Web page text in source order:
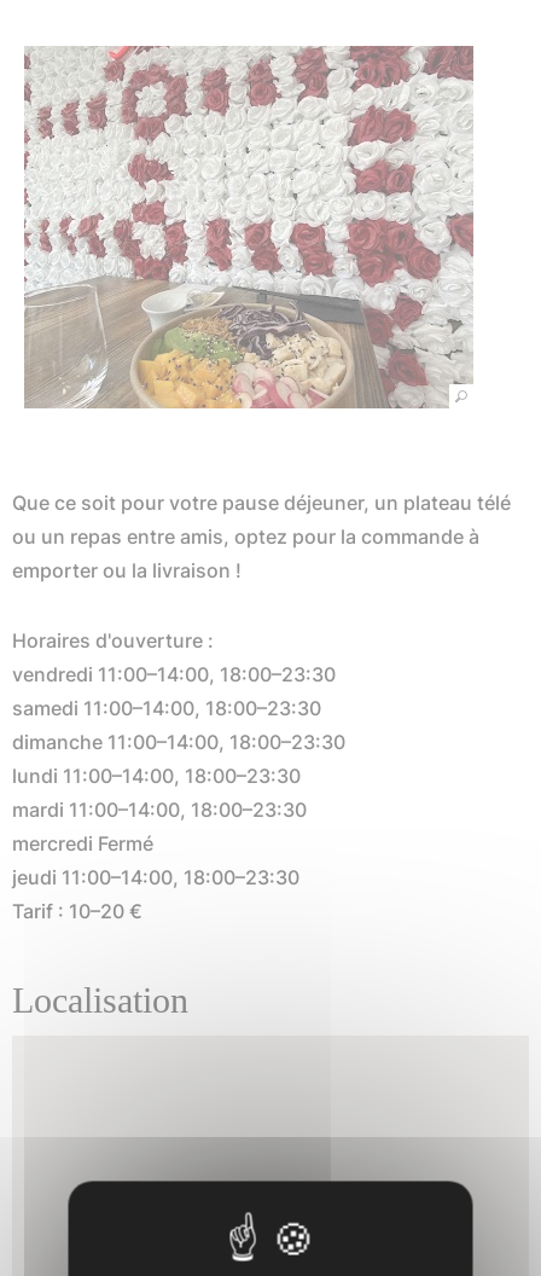
Que ce soit pour votre pause déjeuner, un plateau télé
ou un repas entre amis, optez pour la commande à
emporter ou la livraison !
Horaires d'ouverture :
vendredi 11:00–14:00, 18:00–23:30
samedi 11:00–14:00, 18:00–23:30
dimanche 11:00–14:00, 18:00–23:30
lundi 11:00–14:00, 18:00–23:30
mardi 11:00–14:00, 18:00–23:30
mercredi Fermé
jeudi 11:00–14:00, 18:00–23:30
Tarif : 10–20 €
Localisation